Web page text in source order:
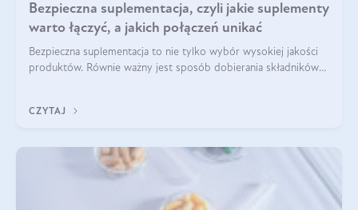
Bezpieczna suplementacja, czyli jakie suplementy
warto łączyć, a jakich połączeń unikać
Bezpieczna suplementacja to nie tylko wybór wysokiej jakości
produktów. Równie ważny jest sposób dobierania składników
CZYTAJ